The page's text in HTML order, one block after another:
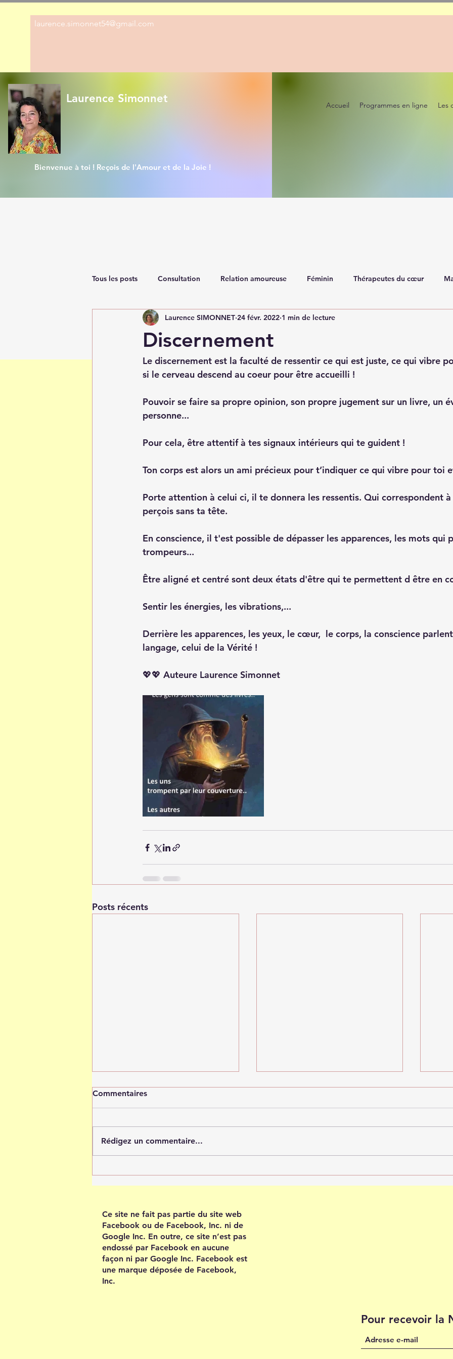
laurence.simonnet54@gmail.com
Laurence Simonnet
Bienvenue à toi ! Reçois de l'Amour et de la Joie !
Accueil Programmes en ligne Les
Tous les posts Consultation Relation amoureuse Féminin Thérapeutes du cœur
Renaissance
Discernement
Laurence SIMONNET 24 févr. 2022 1 min de lecture
Le discernement est la faculté de ressentir ce qui est juste, ce qui vibre
si le cerveau descend au coeur pour être accueilli !
Pouvoir se faire sa propre opinion, son propre jugement sur un livre, un
personne...
Pour cela, être attentif à tes signaux intérieurs qui te guident !
Ton corps est alors un ami précieux pour t’indiquer ce qui vibre pour toi
Porte attention à celui ci, il te donnera les ressentis. Qui correspondent
perçois sans ta tête.
En conscience, il t'est possible de dépasser les apparences, les mots qui
trompeurs...
Être aligné et centré sont deux états d'être qui te permettent d être en
Sentir les énergies, les vibrations,...
Derrière les apparences, les yeux, le cœur,  le corps, la conscience
langage, celui de la Vérité !
💖💖 Auteure Laurence Simonnet
Posts récents
crois en toi
Recevoir en confiance
Commentaires
Rédigez un commentaire...
Ce site ne fait pas partie du site web
Facebook ou de Facebook, Inc. ni de
Google Inc. En outre, ce site n’est pas
endossé par Facebook en aucune
façon ni par Google Inc. Facebook est
une marque déposée de Facebook,
Inc.
Pour recevoir la